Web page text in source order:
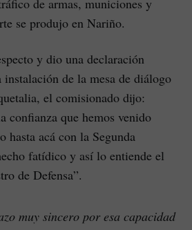
de armas, municiones y
se produjo en Nariño.
y dio una declaración
de la mesa de diálogo
el comisionado dijo:
confianza que hemos venido
hasta acá con la Segunda
fatídico y así lo entiende el
de Defensa”.
muy sincero por esa capacidad